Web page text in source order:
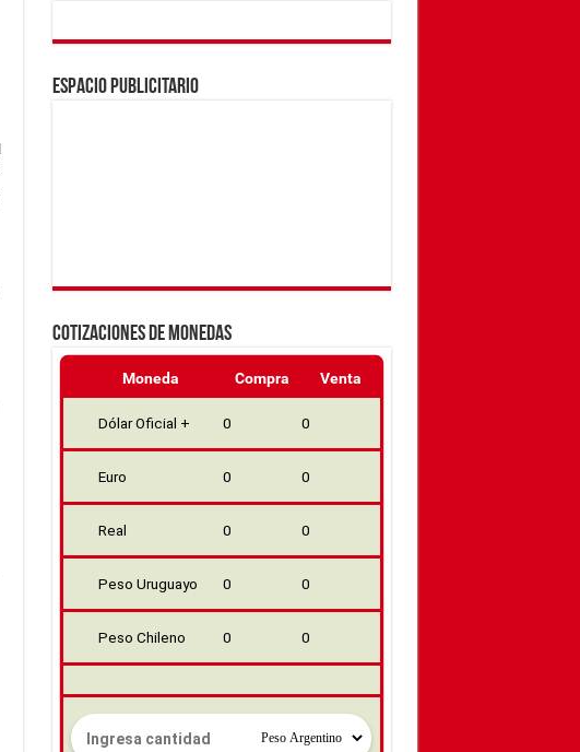
ESPACIO PUBLICITARIO
COTIZACIONES DE MONEDAS
Moneda Compra Venta
Dólar Oficial + 0 0
Euro 0 0
Real 0 0
Peso Uruguayo 0 0
Peso Chileno 0 0